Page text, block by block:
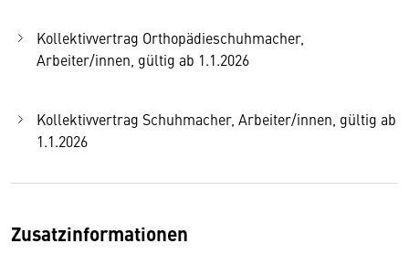
Kollektivvertrag Orthopädieschuhmacher,
Arbeiter/innen, gültig ab 1.1.2026
Kollektivvertrag Schuhmacher, Arbeiter/innen, gültig ab
1.1.2026
Zusatzinformationen